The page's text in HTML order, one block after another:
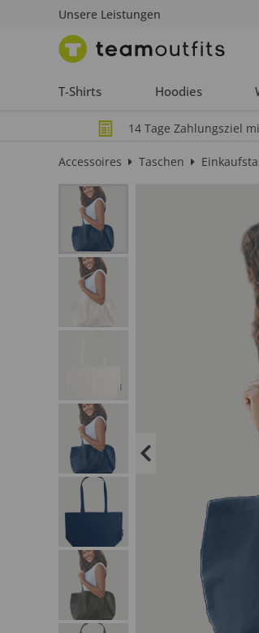
Unsere Leistungen
T-Shirts Hoodies
14 Tage Zahlungsziel
Accessoires Taschen